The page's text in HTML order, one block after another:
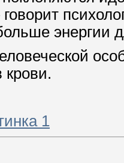
энергии
крови.
1